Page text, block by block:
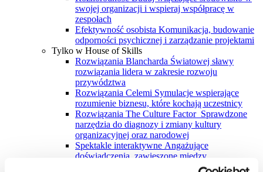
swojej organizacji i wspieraj współpracę w
zespołach
Efektywność osobista Komunikacja, budowanie
odporności psychicznej i zarządzanie projektami
Tylko w House of Skills
Rozwiązania Blancharda Światowej sławy
rozwiązania lidera w zakresie rozwoju
przywództwa
Rozwiązania Celemi Symulacje wspierające
rozumienie biznesu, które kochają uczestnicy
Rozwiązania The Culture Factor Sprawdzone
narzędzia do diagnozy i zmiany kultury
organizacyjnej oraz narodowej
Spektakle interaktywne Angażujące
doświadczenia, zawieszone między
rzeczywistością a fikcją, które inspirują do